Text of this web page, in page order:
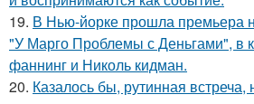
19. В Нью-йорке прошла премьера
"У Марго Проблемы с Деньгами", в
фаннинг и Николь кидман.
20. Казалось бы, рутинная